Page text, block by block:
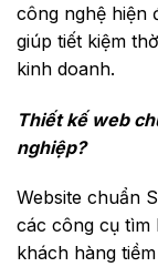
công nghệ hiện
giúp tiết kiệm
kinh doanh.
Thiết kế web
nghiệp?
Website chuẩn
các công cụ tìm
khách hàng